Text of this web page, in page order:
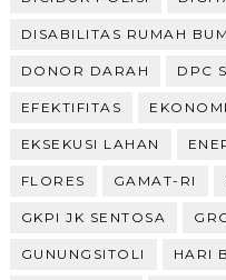
DISABILITAS RUMAH
DONOR DARAH DPC
EFEKTIFITAS EKONOMI
EKSEKUSI LAHAN
FLORES GAMAT-RI
GKPI JK SENTOSA
GUNUNGSITOLI HARI